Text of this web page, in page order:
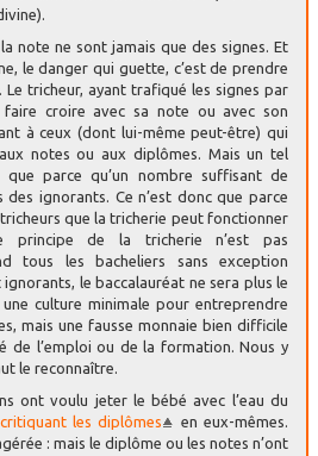
note ne sont jamais que des signes. Et
le danger qui guette, c’est de prendre
. Le tricheur, ayant trafiqué les signes par
croire avec sa note ou avec son
à ceux (dont lui-même peut-être) qui
notes ou aux diplômes. Mais un tel
que parce qu’un nombre suffisant de
ignorants. Ce n’est donc que parce
que la tricherie peut fonctionner
principe de la tricherie n’est pas
tous les bacheliers sans exception
le baccalauréat ne sera plus le
une culture minimale pour entreprendre
mais une fausse monnaie bien difficile
de l’emploi ou de la formation. Nous y
le reconnaître.
ont voulu jeter le bébé avec l’eau du
les diplômes
en eux-mêmes.
: mais le diplôme ou les notes n’ont